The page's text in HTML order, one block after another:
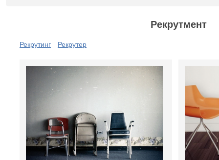
Рекрутмент
Рекрутинг Рекрутер
Страницы